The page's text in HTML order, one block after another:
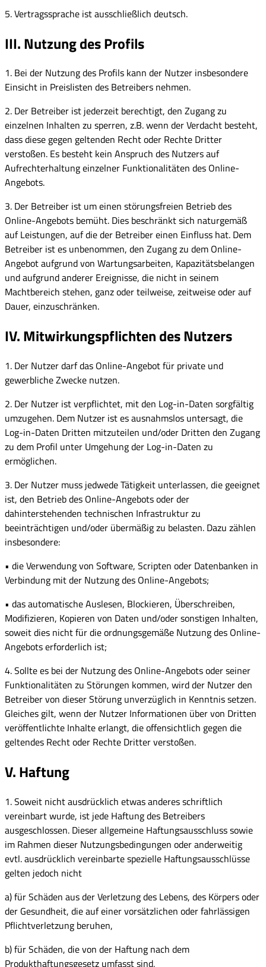
5. Vertragssprache ist ausschließlich deutsch.
III. Nutzung des Profils
1. Bei der Nutzung des Profils kann der Nutzer insbesondere
Einsicht in Preislisten des Betreibers nehmen.
2. Der Betreiber ist jederzeit berechtigt, den Zugang zu
einzelnen Inhalten zu sperren, z.B. wenn der Verdacht besteht,
dass diese gegen geltenden Recht oder Rechte Dritter
verstoßen. Es besteht kein Anspruch des Nutzers auf
Aufrechterhaltung einzelner Funktionalitäten des Online-
Angebots.
3. Der Betreiber ist um einen störungsfreien Betrieb des
Online-Angebots bemüht. Dies beschränkt sich naturgemäß
auf Leistungen, auf die der Betreiber einen Einfluss hat. Dem
Betreiber ist es unbenommen, den Zugang zu dem Online-
Angebot aufgrund von Wartungsarbeiten, Kapazitätsbelangen
und aufgrund anderer Ereignisse, die nicht in seinem
Machtbereich stehen, ganz oder teilweise, zeitweise oder auf
Dauer, einzuschränken.
IV. Mitwirkungspflichten des Nutzers
1. Der Nutzer darf das Online-Angebot für private und
gewerbliche Zwecke nutzen.
2. Der Nutzer ist verpflichtet, mit den Log-in-Daten sorgfältig
umzugehen. Dem Nutzer ist es ausnahmslos untersagt, die
Log-in-Daten Dritten mitzuteilen und/oder Dritten den Zugang
zu dem Profil unter Umgehung der Log-in-Daten zu
ermöglichen.
3. Der Nutzer muss jedwede Tätigkeit unterlassen, die geeignet
ist, den Betrieb des Online-Angebots oder der
dahinterstehenden technischen Infrastruktur zu
beeinträchtigen und/oder übermäßig zu belasten. Dazu zählen
insbesondere:
• die Verwendung von Software, Scripten oder Datenbanken in
Verbindung mit der Nutzung des Online-Angebots;
• das automatische Auslesen, Blockieren, Überschreiben,
Modifizieren, Kopieren von Daten und/oder sonstigen Inhalten,
soweit dies nicht für die ordnungsgemäße Nutzung des Online-
Angebots erforderlich ist;
4. Sollte es bei der Nutzung des Online-Angebots oder seiner
Funktionalitäten zu Störungen kommen, wird der Nutzer den
Betreiber von dieser Störung unverzüglich in Kenntnis setzen.
Gleiches gilt, wenn der Nutzer Informationen über von Dritten
veröffentlichte Inhalte erlangt, die offensichtlich gegen die
geltendes Recht oder Rechte Dritter verstoßen.
V. Haftung
1. Soweit nicht ausdrücklich etwas anderes schriftlich
vereinbart wurde, ist jede Haftung des Betreibers
ausgeschlossen. Dieser allgemeine Haftungsausschluss sowie
im Rahmen dieser Nutzungsbedingungen oder anderweitig
evtl. ausdrücklich vereinbarte spezielle Haftungsausschlüsse
gelten jedoch nicht
a) für Schäden aus der Verletzung des Lebens, des Körpers oder
der Gesundheit, die auf einer vorsätzlichen oder fahrlässigen
Pflichtverletzung beruhen,
b) für Schäden, die von der Haftung nach dem
Produkthaftungsgesetz umfasst sind,